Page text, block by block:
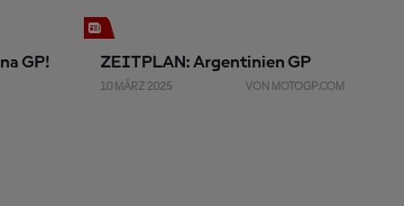
GP! ZEITPLAN: Argentinien GP
10 MÄRZ 2025 VON MOTOGP.COM